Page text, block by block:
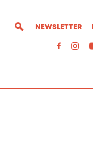
NEWSLETTER